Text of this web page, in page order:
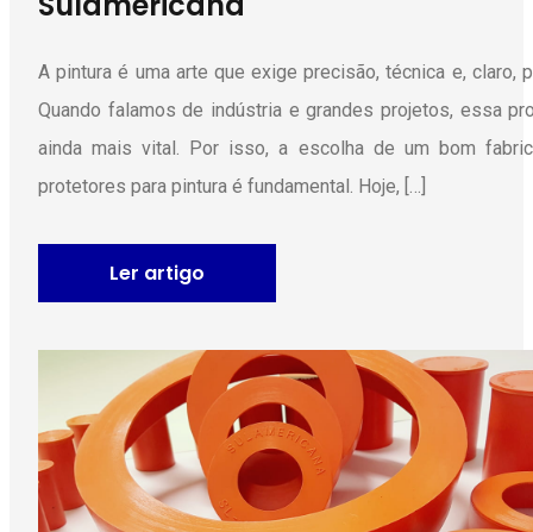
A pintura é uma arte que exige precisão, técnica e, claro,
Quando falamos de indústria e grandes projetos, essa
ainda mais vital. Por isso, a escolha de um bom
protetores para pintura é fundamental. Hoje, […]
Ler artigo